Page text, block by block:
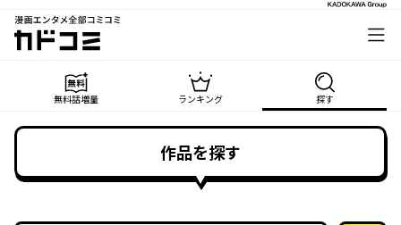
漫画エンタメ全部コミコミ
カドコミ
無料話増量 ランキング 探す
作品を探す